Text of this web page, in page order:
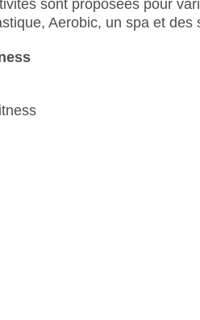
sont proposées pour
Aerobic, un spa et des